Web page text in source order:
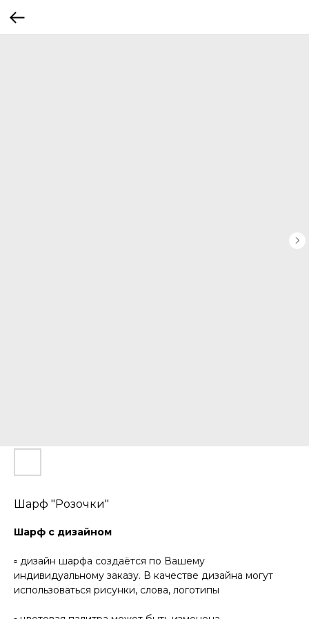
Шарф "Розочки"
Шарф с дизайном
▫️ дизайн шарфа создаётся по Вашему
индивидуальному заказу. В качестве дизайна могут
использоваться рисунки, слова, логотипы